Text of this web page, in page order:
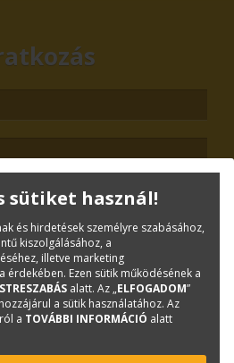
sütiket használ!
és hirdetések személyre szabásához,
kiszolgálásához, a
illetve marketing
érdekében. Ezen sütik működésének a
alatt. Az „ELFOGADOM”
a sütik használatához. Az
a TOVÁBBI INFORMÁCIÓ alatt